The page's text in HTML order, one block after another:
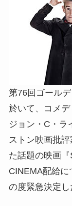
第76回ゴール
於いて、コメ
ジョン・C・ラ
ストン映画批
た話題の映画
CINEMA配給に
の度緊急決定し